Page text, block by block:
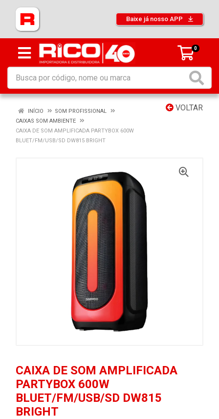
Baixe já nosso APP
0
VOLTAR
INÍCIO
SOM PROFISSIONAL
CAIXAS SOM AMBIENTE
CAIXA DE SOM AMPLIFICADA PARTYBOX 600W
BLUET/FM/USB/SD DW815 BRIGHT
CAIXA DE SOM AMPLIFICADA
PARTYBOX 600W
BLUET/FM/USB/SD DW815
BRIGHT